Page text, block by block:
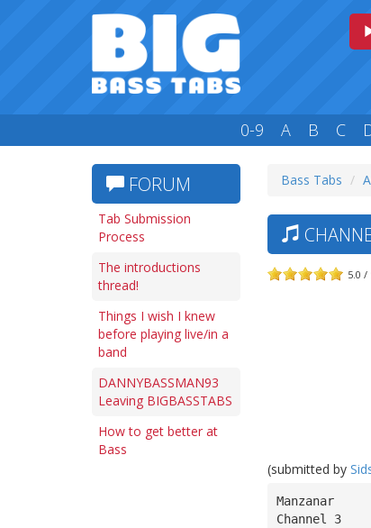
0-9 A B C
FORUM
Tab Submission
Process
The introductions
thread!
Things I wish I knew
before playing live/in a
band
DANNYBASSMAN93
Leaving BIGBASSTABS
How to get better at
Bass
Bass Tabs
5.0 /
(submitted by
Manzanar
Channel 3